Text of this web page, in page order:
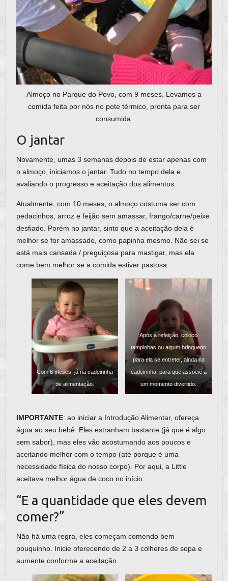
Almoço no Parque do Povo, com 9 meses. Levamos a
comida feita por nós no pote térmico, pronta para ser
consumida.
O jantar
Novamente, umas 3 semanas depois de estar apenas com
o almoço, iniciamos o jantar. Tudo no tempo dela e
avaliando o progresso e aceitação dos alimentos.
Atualmente, com 10 meses, o almoço costuma ser com
pedacinhos, arroz e feijão sem amassar, frango/carne/peixe
desfiado. Porém no jantar, sinto que a aceitação dela é
melhor se for amassado, como papinha mesmo. Não sei se
está mais cansada / preguiçosa para mastigar, mas ela
come bem melhor se a comida estiver pastosa.
Com 6 meses, já na cadeirinha
de alimentação.
Após a refeição, coloco
tampinhas ou algum brinquedo
para ela se entreter, ainda na
cadeirinha, para que associe a
um momento divertido.
IMPORTANTE: ao iniciar a Introdução Alimentar, ofereça
água ao seu bebê. Eles estranham bastante (já que é algo
sem sabor), mas eles vão acostumando aos poucos e
aceitando melhor com o tempo (até porque é uma
necessidade física do nosso corpo). Por aqui, a Little
aceitava melhor água de coco no início.
“E a quantidade que eles devem
comer?”
Não há uma regra, eles começam comendo bem
pouquinho. Inicie oferecendo de 2 a 3 colheres de sopa e
aumente conforme a aceitação.